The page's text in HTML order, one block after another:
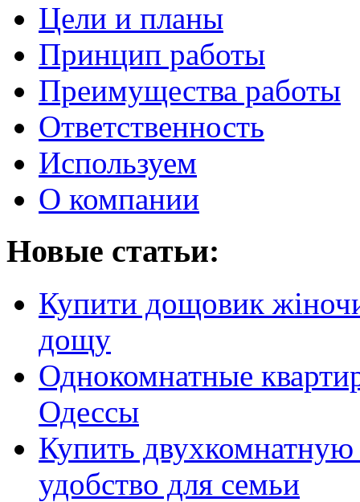
Цели и планы
Принцип работы
Преимущества работы
Ответственность
Используем
О компании
Новые статьи:
Купити дощовик
дощу
Однокомнатные
Одессы
Купить
удобство для семьи